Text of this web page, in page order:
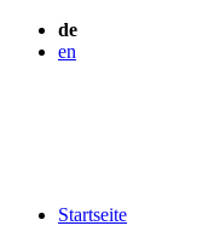
de
en
Startseite